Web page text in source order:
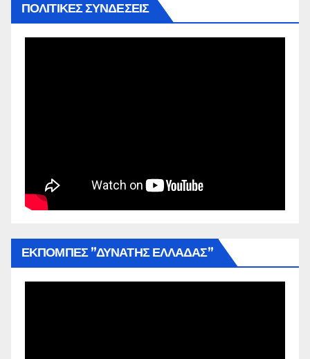
ΠΟΛΙΤΙΚΕΣ ΣΥΝΔΕΣΕΙΣ
ΕΚΠΟΜΠΕΣ ”ΔΥΝΑΤΗΣ ΕΛΛΑΔΑΣ”